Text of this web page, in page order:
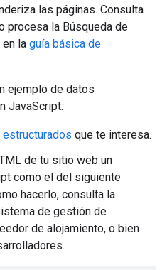
las páginas. Consulta
procesa la Búsqueda de
la guía básica de
ejemplo de datos
JavaScript:
que te interesa.
de tu sitio web un
como el del siguiente
hacerlo, consulta la
de gestión de
de alojamiento, o bien